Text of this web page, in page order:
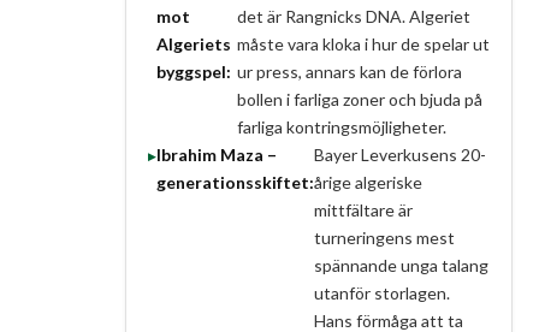
mot
Algeriets
byggspel:
det är Rangnicks DNA. Algeriet
måste vara kloka i hur de spelar ut
ur press, annars kan de förlora
bollen i farliga zoner och bjuda på
farliga kontringsmöjligheter.
Ibrahim Maza –
generationsskiftet:
Bayer Leverkusens 20-
årige algeriske
mittfältare är
turneringens mest
spännande unga talang
utanför storlagen.
Hans förmåga att ta